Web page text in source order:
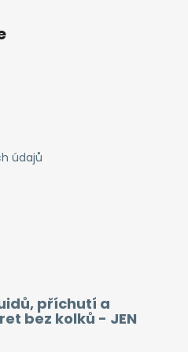
údajů
příchutí a
bez kolků - JEN